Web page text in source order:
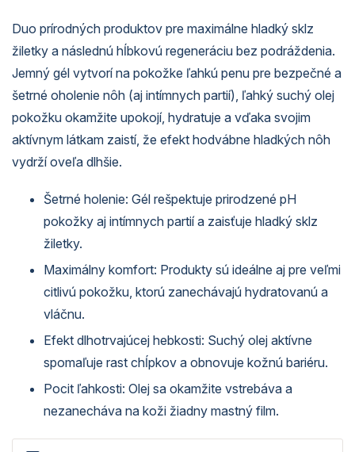
Duo prírodných produktov pre maximálne hladký sklz
žiletky a následnú hĺbkovú regeneráciu bez podráždenia.
Jemný gél vytvorí na pokožke ľahkú penu pre bezpečné a
šetrné oholenie nôh (aj intímnych partií), ľahký suchý olej
pokožku okamžite upokojí, hydratuje a vďaka svojim
aktívnym látkam zaistí, že efekt hodvábne hladkých nôh
vydrží oveľa dlhšie.
Šetrné holenie: Gél rešpektuje prirodzené pH
pokožky aj intímnych partií a zaisťuje hladký sklz
žiletky.
Maximálny komfort: Produkty sú ideálne aj pre veľmi
citlivú pokožku, ktorú zanechávajú hydratovanú a
vláčnu.
Efekt dlhotrvajúcej hebkosti: Suchý olej aktívne
spomaľuje rast chĺpkov a obnovuje kožnú bariéru.
Pocit ľahkosti: Olej sa okamžite vstrebáva a
nezanecháva na koži žiadny mastný film.